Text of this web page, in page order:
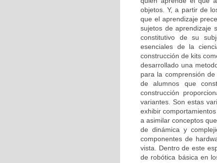
objetos. Y, a partir de
que el aprendizaje
sujetos de aprendizaje
constitutivo de su
esenciales de la
construcción de kits
desarrollado una
para la comprensión
de alumnos que
construcción
variantes. Son estas
exhibir
a asimilar conceptos
de dinámica y
componentes de
vista. Dentro de este
de robótica básica en